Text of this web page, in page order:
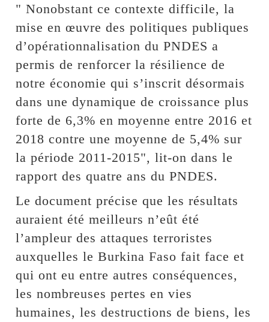
" Nonobstant ce contexte difficile, la
mise en œuvre des politiques publiques
d’opérationnalisation du PNDES a
permis de renforcer la résilience de
notre économie qui s’inscrit désormais
dans une dynamique de croissance plus
forte de 6,3% en moyenne entre 2016 et
2018 contre une moyenne de 5,4% sur
la période 2011-2015", lit-on dans le
rapport des quatre ans du PNDES.
Le document précise que les résultats
auraient été meilleurs n’eût été
l’ampleur des attaques terroristes
auxquelles le Burkina Faso fait face et
qui ont eu entre autres conséquences,
les nombreuses pertes en vies
humaines, les destructions de biens, les